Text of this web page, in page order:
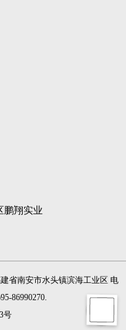
鹏翔实业
省南安市水头镇滨海工业区 电
86990270.
号